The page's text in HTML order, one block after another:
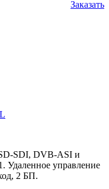
Заказать
SDI, DVB-ASI и
Удаленное управление
2 БП.